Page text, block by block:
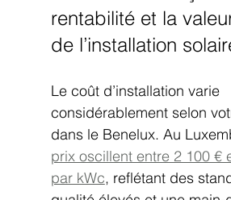
rentabilité et la
de l’installation
Le coût d’installation varie
considérablement selon
dans le Benelux. Au
prix oscillent entre 2 100 €
par kWc, reflétant des